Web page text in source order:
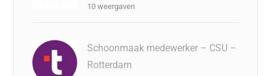
10 weergaven
Schoonmaak medewerker – CSU –
Rotterdam